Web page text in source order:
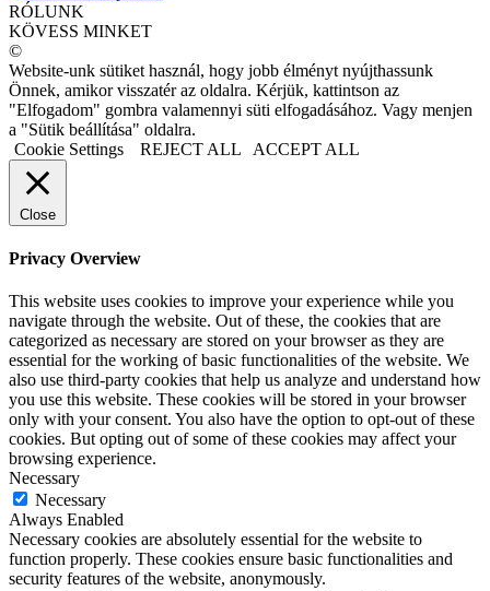
RÓLUNK
KÖVESS MINKET
©
Website-unk sütiket használ, hogy jobb élményt nyújthassunk
Önnek, amikor visszatér az oldalra. Kérjük, kattintson az
"Elfogadom" gombra valamennyi süti elfogadásához. Vagy menjen
a "Sütik beállítása" oldalra.
Cookie Settings
REJECT ALL ACCEPT ALL
Close
Privacy Overview
This website uses cookies to improve your experience while you
navigate through the website. Out of these, the cookies that are
categorized as necessary are stored on your browser as they are
essential for the working of basic functionalities of the website. We
also use third-party cookies that help us analyze and understand how
you use this website. These cookies will be stored in your browser
only with your consent. You also have the option to opt-out of these
cookies. But opting out of some of these cookies may affect your
browsing experience.
Necessary
Necessary
Always Enabled
Necessary cookies are absolutely essential for the website to
function properly. These cookies ensure basic functionalities and
security features of the website, anonymously.